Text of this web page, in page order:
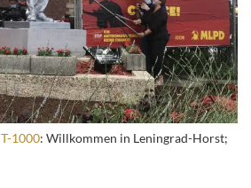
T-1000: Willkommen in Leningrad-Horst;